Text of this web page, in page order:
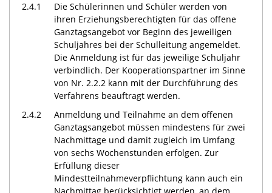
2.4.1
Die Schülerinnen und Schüler werden von
ihren Erziehungsberechtigten für das offene
Ganztagsangebot vor Beginn des jeweiligen
Schuljahres bei der Schulleitung angemeldet.
Die Anmeldung ist für das jeweilige Schuljahr
verbindlich. Der Kooperationspartner im Sinne
von Nr. 2.2.2 kann mit der Durchführung des
Verfahrens beauftragt werden.
2.4.2
Anmeldung und Teilnahme an dem offenen
Ganztagsangebot müssen mindestens für zwei
Nachmittage und damit zugleich im Umfang
von sechs Wochenstunden erfolgen. Zur
Erfüllung dieser
Mindestteilnahmeverpflichtung kann auch ein